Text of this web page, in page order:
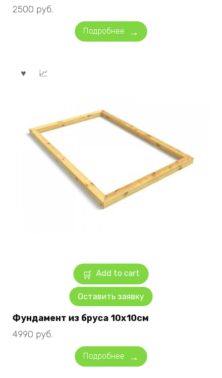
2500 руб.
Подробнее
Add to cart
Оставить заявку
Фундамент из бруса 10х10см
4990 руб.
Подробнее